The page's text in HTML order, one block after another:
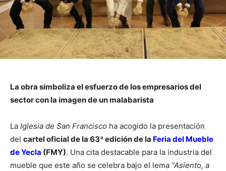
La obra simboliza el esfuerzo de los empresarios del
sector con la imagen de un malabarista
La Iglesia de San Francisco ha acogido la presentación
del cartel oficial de la 63ª edición de la Feria del Mueble
de Yecla (FMY). Una cita destacable para la industria del
mueble que este año se celebra bajo el lema “Asiento, a